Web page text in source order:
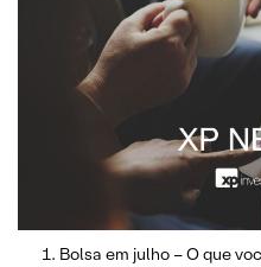
Bolsa em julho – O que